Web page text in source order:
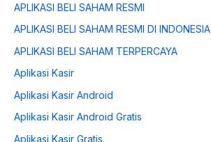
APLIKASI BELI SAHAM RESMI
APLIKASI BELI SAHAM RESMI DI INDONESIA
APLIKASI BELI SAHAM TERPERCAYA
Aplikasi Kasir
Aplikasi Kasir Android
Aplikasi Kasir Android Gratis
Aplikasi Kasir Gratis